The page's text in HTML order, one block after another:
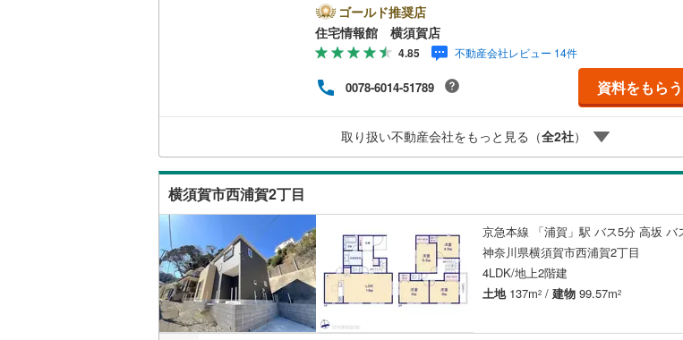
は営業いたします）】「資料請求」「内覧」のお問い合わせ
とスムーズにご対応が可能です。スタッフ一同お客様のお問
おります。【住宅ローン相談会】開催中無理のない住宅ロー
の際にかかる諸費用の概算も行っております。しっかりとし
バイスをさせて頂きますので、お気軽にご相談ください。
ット-にお引越しをしてからも安心して住んでいただけるよ
めさせて頂きます。住宅情報館にお越し頂けたら、物件の
様の要望をお伺いしながら誠心誠意、全力でサポートさせて
一人一人に合わせたライフプランのご提案をさせていただ
相談ください。
ゴールド推奨店
住宅情報館 横須賀店
4.85 不動産会社レビュー 14件
0078-6014-51789 資料をもらう
取り扱い不動産会社をもっと見る（全2社）
横須賀市西浦賀2丁目
京急本線 「浦賀」駅 バス5分 高坂 バ
神奈川県横須賀市西浦賀2丁目
4LDK/地上2階建
土地137m2 / 建物 99.57m2